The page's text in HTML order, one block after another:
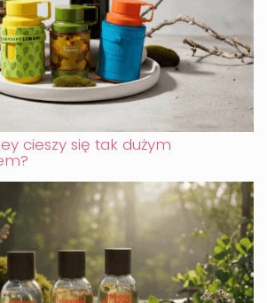
cieszy się tak dużym